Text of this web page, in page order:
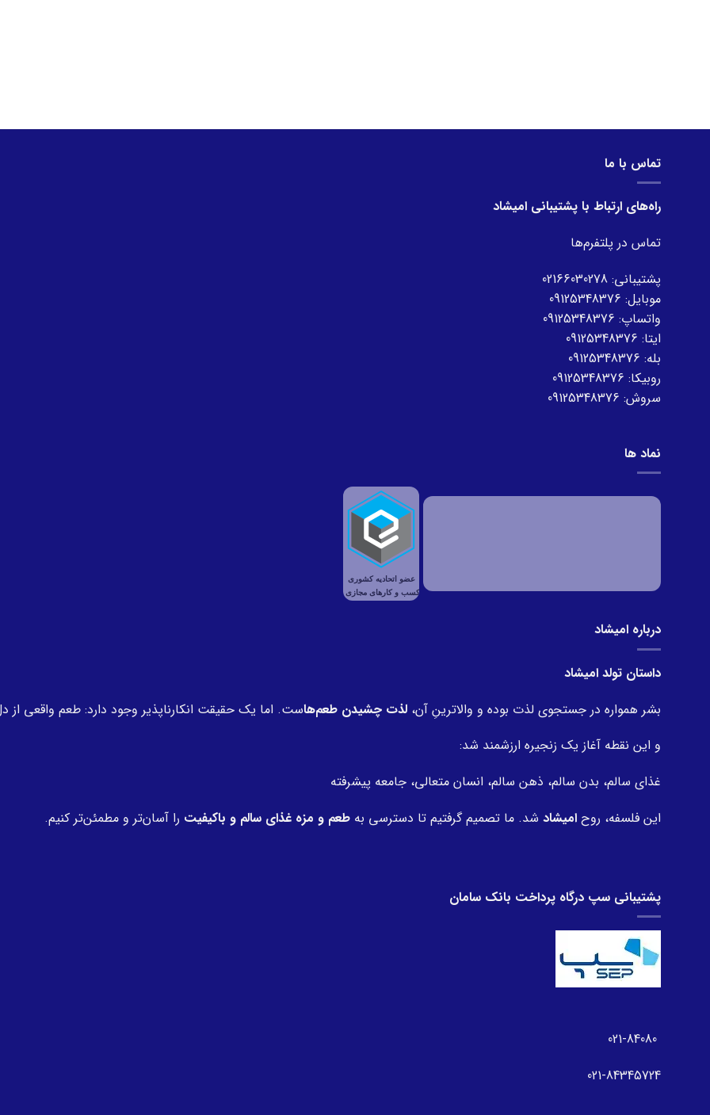
تماس با ما
راه‌های ارتباط با پشتیبانی امیشاد
تماس در پلتفرم‌ها
پشتیبانی: 02166030278
موبایل: 09125348376
واتساپ: 09125348376
ایتا: 09125348376
بله: 09125348376
روبیکا: 09125348376
سروش: 09125348376
نماد ها
درباره امیشاد
داستان تولد امیشاد
بشر همواره در جستجوی لذت بوده و والاترینِ آن، لذت چشیدن طعم‌هاست. اما یک حقیقت انکارناپذیر وجود دارد: طعم واقعی از
و این نقطه آغاز یک زنجیره ارزشمند شد:
غذای سالم، بدن سالم، ذهن سالم، انسان متعالی، جامعه پیشرفته
این فلسفه، روح امیشاد شد. ما تصمیم گرفتیم تا دسترسی به طعم و مزه غذای سالم و باکیفیت را آسان‌تر و مطمئن‌تر کنیم.
پشتیبانی سپ درگاه پرداخت بانک سامان
021-84345724